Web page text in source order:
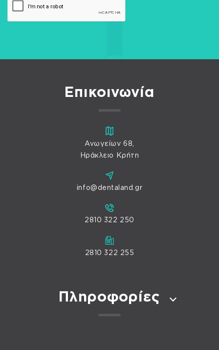
Επικοινωνία
Ανωγείων 68,
Ηράκλειο Κρήτη
info@dentaland.gr
2810 322 250
2810 322 255
Πληροφορίες